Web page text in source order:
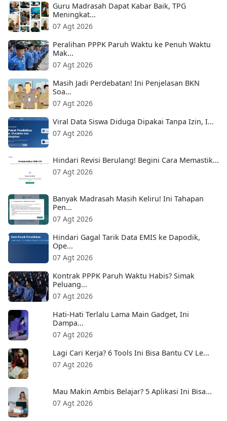
Guru Madrasah Dapat Kabar Baik, TPG
Meningkat...
07 Agt 2026
Peralihan PPPK Paruh Waktu ke Penuh Waktu
Mak...
07 Agt 2026
Masih Jadi Perdebatan! Ini Penjelasan BKN
Soa...
07 Agt 2026
Viral Data Siswa Diduga Dipakai Tanpa Izin, I...
07 Agt 2026
Hindari Revisi Berulang! Begini Cara Memastik...
07 Agt 2026
Banyak Madrasah Masih Keliru! Ini Tahapan
Pen...
07 Agt 2026
Hindari Gagal Tarik Data EMIS ke Dapodik,
Ope...
07 Agt 2026
Kontrak PPPK Paruh Waktu Habis? Simak
Peluang...
07 Agt 2026
Hati-Hati Terlalu Lama Main Gadget, Ini
Dampa...
07 Agt 2026
Lagi Cari Kerja? 6 Tools Ini Bisa Bantu CV Le...
07 Agt 2026
Mau Makin Ambis Belajar? 5 Aplikasi Ini Bisa...
07 Agt 2026